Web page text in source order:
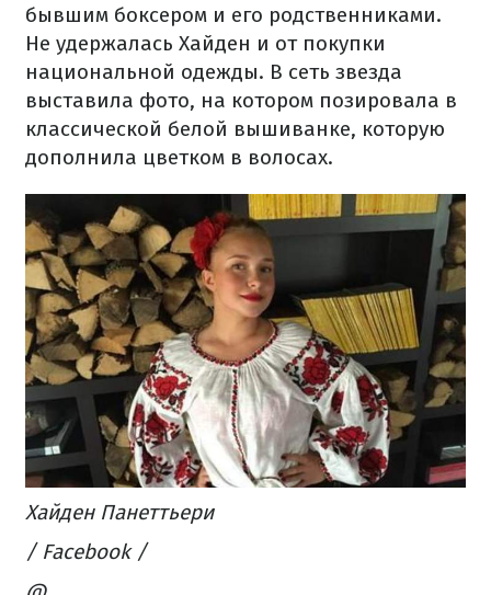
бывшим боксером и его родственниками.
Не удержалась Хайден и от покупки
национальной одежды. В сеть звезда
выставила фото, на котором позировала в
классической белой вышиванке, которую
дополнила цветком в волосах.
Хайден Панеттьери
/ Facebook /